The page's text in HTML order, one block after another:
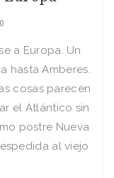
0
a Europa. Un
hasta Amberes.
cosas parecen
el Atlántico sin
postre Nueva
al viejo